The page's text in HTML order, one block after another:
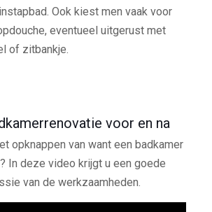
Ook kiest men vaak voor
eventueel uitgerust met
of zitbankje.
voor en na
opknappen van want een badkamer
In deze video krijgt u een goede
van de werkzaamheden.